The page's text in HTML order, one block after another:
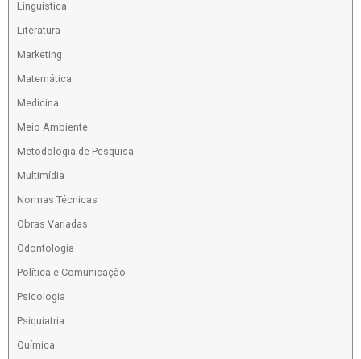
Linguística
Literatura
Marketing
Matemática
Medicina
Meio Ambiente
Metodologia de Pesquisa
Multimídia
Normas Técnicas
Obras Variadas
Odontologia
Política e Comunicação
Psicologia
Psiquiatria
Química